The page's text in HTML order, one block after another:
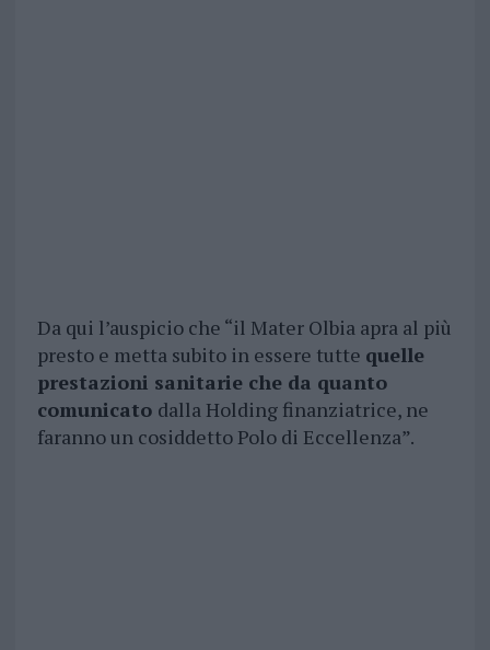
Da qui l’auspicio che “il Mater Olbia apra al più
presto e metta subito in essere tutte quelle
prestazioni sanitarie che da quanto
comunicato dalla Holding finanziatrice, ne
faranno un cosiddetto Polo di Eccellenza”.